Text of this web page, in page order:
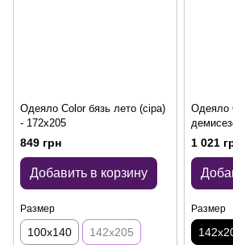
Одеяло Color бязь лето (сіра)
- 172x205
849 грн
Добавить в корзину
Размер
100x140 142x205
Одеяло
142x205
1 021
Размер